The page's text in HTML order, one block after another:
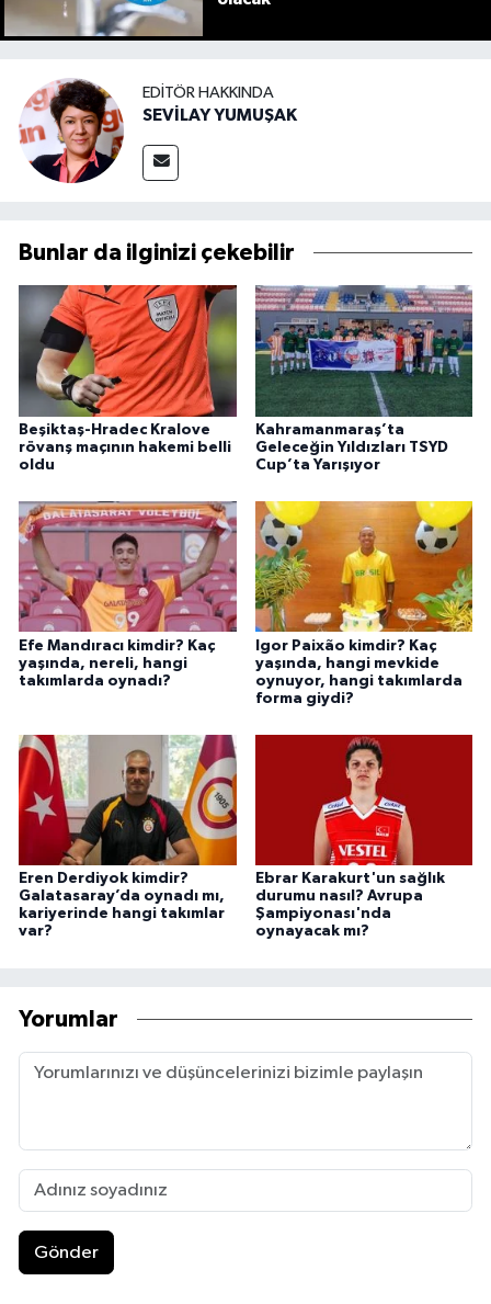
EDITÖR HAKKINDA
SEVİLAY YUMUŞAK
Bunlar da ilginizi çekebilir
Beşiktaş-Hradec Kralove
rövanş maçının hakemi belli
oldu
Kahramanmaraş’ta
Geleceğin Yıldızları TSYD
Cup’ta Yarışıyor
Efe Mandıracı kimdir? Kaç
yaşında, nereli, hangi
takımlarda oynadı?
Igor Paixão kimdir? Kaç
yaşında, hangi mevkide
oynuyor, hangi takımlarda
forma giydi?
Eren Derdiyok kimdir?
Galatasaray’da oynadı mı,
kariyerinde hangi takımlar
var?
Ebrar Karakurt'un sağlık
durumu nasıl? Avrupa
Şampiyonası'nda
oynayacak mı?
Yorumlar
Gönder